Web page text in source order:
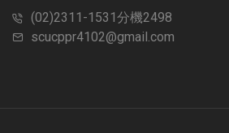
(02)2311-1531分機2498
scucppr4102@gmail.com